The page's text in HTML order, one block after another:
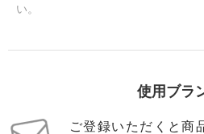
い。
使用ブラ
ご登録いただくと商